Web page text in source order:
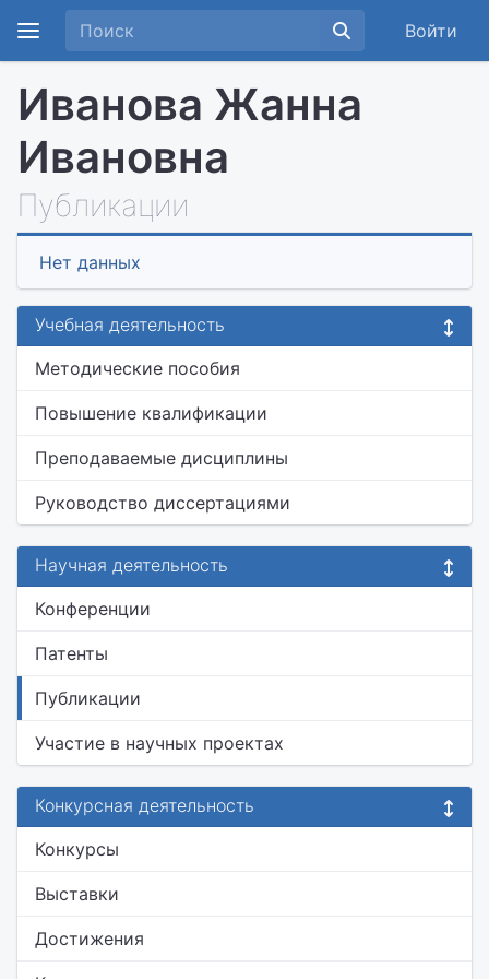
Войти
Иванова Жанна
Ивановна
Публикации
Нет данных
Учебная деятельность
Методические пособия
Повышение квалификации
Преподаваемые дисциплины
Руководство диссертациями
Научная деятельность
Конференции
Патенты
Публикации
Участие в научных проектах
Конкурсная деятельность
Конкурсы
Выставки
Достижения